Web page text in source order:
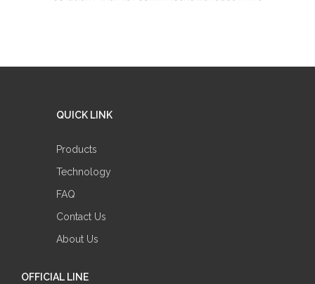
QUICK LINK
Products
Technology
FAQ
Contact Us
About Us
OFFICIAL LINE